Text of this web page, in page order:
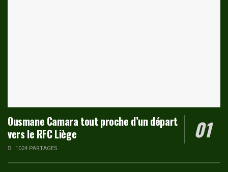
Ousmane Camara tout proche d’un départ
vers le RFC Liège
1024 PARTAGES